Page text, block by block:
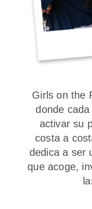
Girls on the
donde
activar su
costa a
dedica a ser
que acoge,